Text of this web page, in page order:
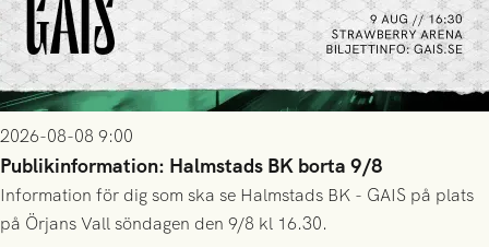
2026-08-08 9:00
Publikinformation: Halmstads BK borta 9/8
Information för dig som ska se Halmstads BK - GAIS på plats
på Örjans Vall söndagen den 9/8 kl 16.30.